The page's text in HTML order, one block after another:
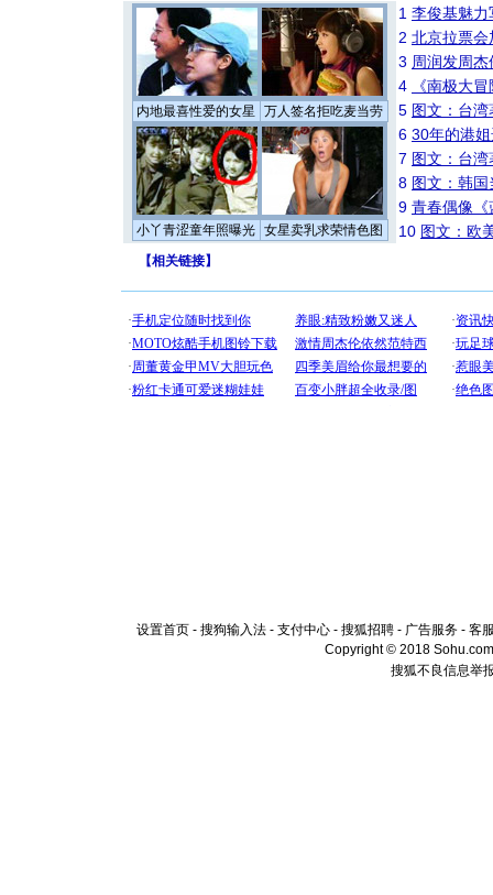
内地最喜性爱的女星 万人签名拒吃麦当劳
小丫青涩童年照曝光 女星卖乳求荣情色图
1 李俊基魅力
2 北京拉票
3 周润发周
4
《南极大
5 图文：台
6 30年的港
7 图文：台
8 图文：韩
9 青春偶像《
10 图文：欧
【相关链接】
设置首页 - 搜狗输入法 - 支付中心 - 搜狐招聘 - 广告服务 - 客
Copyright © 2018
搜狐不良信息举